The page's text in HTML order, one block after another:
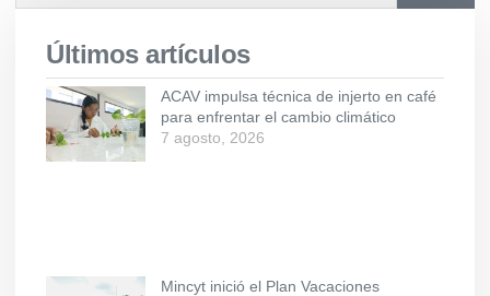
Últimos artículos
ACAV impulsa técnica de injerto en café
para enfrentar el cambio climático
7 agosto, 2026
Mincyt inició el Plan Vacaciones